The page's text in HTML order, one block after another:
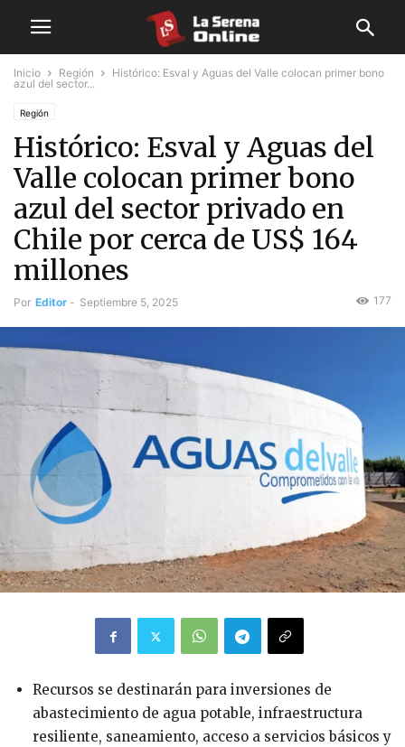
Inicio Región
Histórico: Esval y Aguas del Valle colocan primer bono
azul del sector...
Región
Histórico: Esval y Aguas del
Valle colocan primer bono
azul del sector privado en
Chile por cerca de US$ 164
millones
Por Editor - Septiembre 5, 2025 177
Recursos se destinarán para inversiones de
abastecimiento de agua potable, infraestructura
resiliente, saneamiento, acceso a servicios básicos y